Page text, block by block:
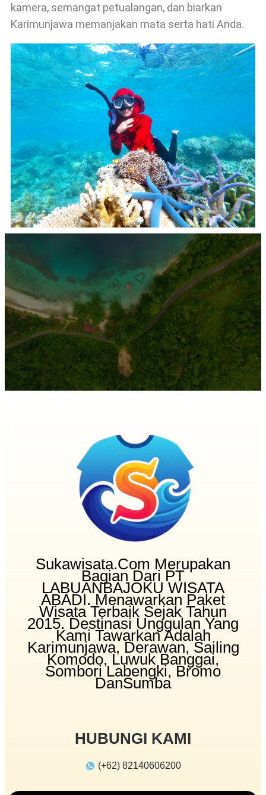
kamera, semangat petualangan, dan biarkan
Karimunjawa memanjakan mata serta hati Anda.
Sukawisata.com Merupakan
Bagian Dari PT
LABUANBAJOKU WISATA
ABADI. Menawarkan Paket
Wisata Terbaik Sejak Tahun
2015. Destinasi Unggulan Yang
Kami Tawarkan Adalah
Karimunjawa, Derawan, Sailing
Komodo, Luwuk Banggai,
Sombori Labengki, Bromo
DanSumba
HUBUNGI KAMI
(+62) 82140606200